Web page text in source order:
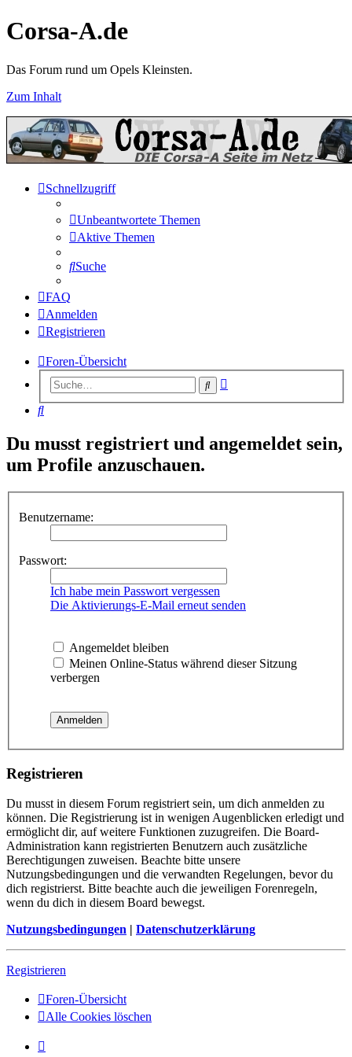
Corsa-A.de
Das Forum rund um Opels Kleinsten.
Zum Inhalt
Schnellzugriff
Unbeantwortete Themen
Aktive Themen
Suche
FAQ
Anmelden
Registrieren
Foren-Übersicht
Suche
Suche
Du musst registriert und angemeldet sein,
um Profile anzuschauen.
Benutzername:
Passwort:
Ich habe mein Passwort vergessen
Die Aktivierungs-E-Mail erneut senden
Angemeldet bleiben
Meinen Online-Status während dieser Sitzung
verbergen
Registrieren
Du musst in diesem Forum registriert sein, um dich anmelden zu
können. Die Registrierung ist in wenigen Augenblicken erledigt und
ermöglicht dir, auf weitere Funktionen zuzugreifen. Die Board-
Administration kann registrierten Benutzern auch zusätzliche
Berechtigungen zuweisen. Beachte bitte unsere
Nutzungsbedingungen und die verwandten Regelungen, bevor du
dich registrierst. Bitte beachte auch die jeweiligen Forenregeln,
wenn du dich in diesem Board bewegst.
Nutzungsbedingungen | Datenschutzerklärung
Registrieren
Foren-Übersicht
Alle Cookies löschen